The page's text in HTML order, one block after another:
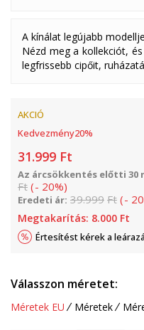
A kínálat legújabb
Nézd meg a kollekciót,
legfrissebb cipőit,
AKCIÓ
Kedvezmény20%
31.999 Ft
Az árcsökkentés előtti 30
Ft (- 20%)
Eredeti ár: 39.999 Ft (- 20
Megtakarítás: 8.000 Ft
Értesítést kérek a
Válasszon méretet:
Méretek EU Méretek